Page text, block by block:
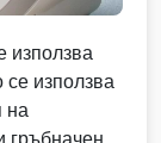
използва
се използва
на